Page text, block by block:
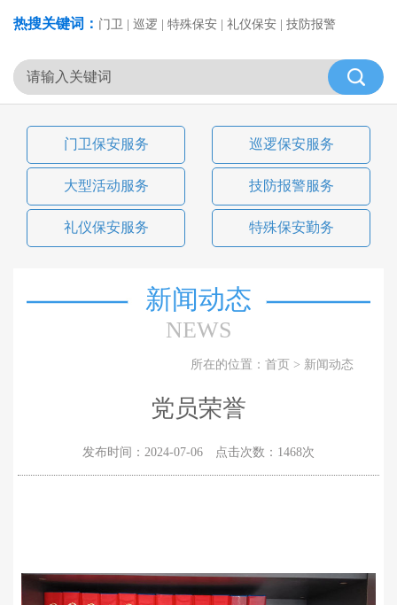
热搜关键词： 门卫 | 巡逻 | 特殊保安 | 礼仪保安 | 技防报警
门卫保安服务 巡逻保安服务
大型活动服务 技防报警服务
礼仪保安服务 特殊保安勤务
新闻动态
NEWS
所在的位置： 首页 > 新闻动态
党员荣誉
发布时间：2024-07-06 点击次数：1468次